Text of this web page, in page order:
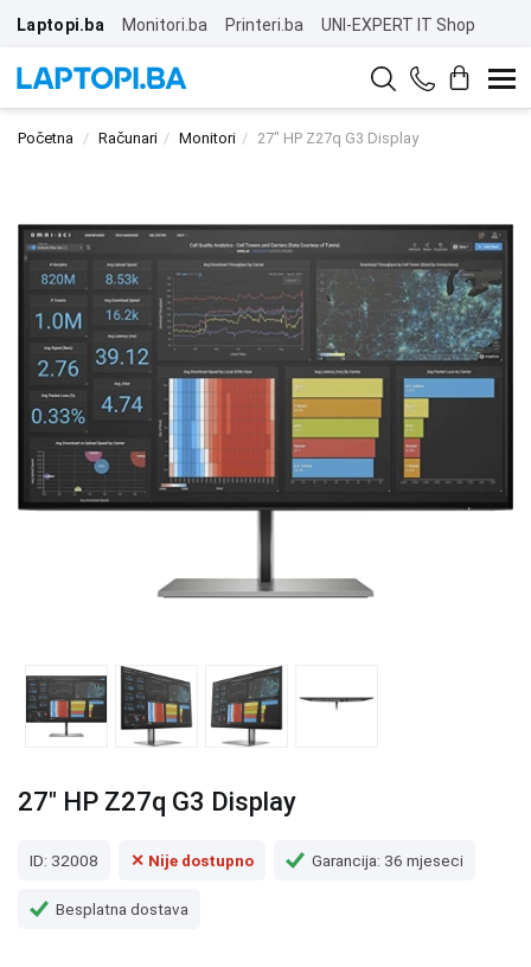
Laptopi.ba Monitori.ba Printeri.ba UNI-EXPERT IT Shop
Početna Računari Monitori 27" HP Z27q G3 Display
27" HP Z27q G3 Display
ID: 32008 ✕ Nije dostupno Garancija: 36 mjeseci
Besplatna dostava